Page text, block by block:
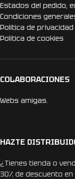
Estados del pedido,
Condiciones
Politica de privacidad
Politica de cookies
COLABORACIONES
Webs amigas.
HAZTE
¿Tienes tienda o
30% de descuento